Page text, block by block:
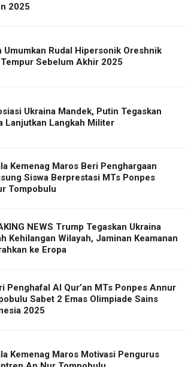
2025
Umumkan Rudal Hipersonik Oreshnik
Sebelum Akhir 2025
Ukraina Mandek, Putin Tegaskan
Lanjutkan Langkah Militer
Kemenag Maros Beri Penghargaan
Siswa Berprestasi MTs Ponpes
Tompobulu
NEWS Trump Tegaskan Ukraina
Kehilangan Wilayah, Jaminan Keamanan
ke Eropa
Penghafal Al Qur’an MTs Ponpes Annur
Sabet 2 Emas Olimpiade Sains
2025
Kemenag Maros Motivasi Pengurus